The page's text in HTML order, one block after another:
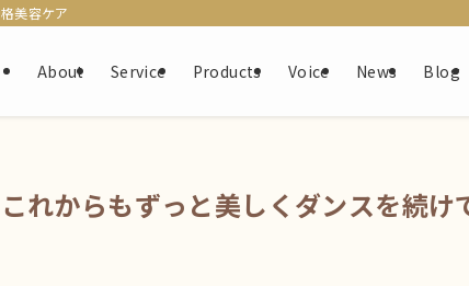
美容ケア
About Service Products Voice News Blog
れからもずっと美しくダンスを続け